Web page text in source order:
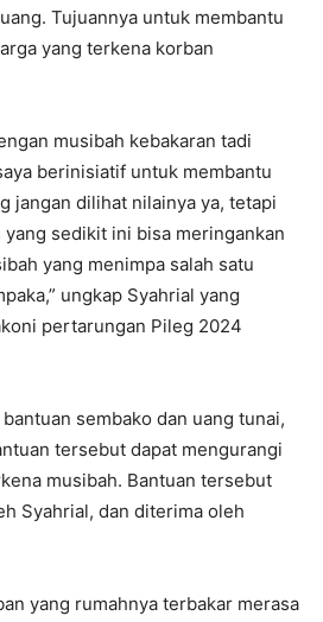
Tujuannya untuk membantu
yang terkena korban
musibah kebakaran tadi
berinisiatif untuk membantu
jangan dilihat nilainya ya, tetapi
sedikit ini bisa meringankan
yang menimpa salah satu
ungkap Syahrial yang
pertarungan Pileg 2024
sembako dan uang tunai,
tersebut dapat mengurangi
musibah. Bantuan tersebut
Syahrial, dan diterima oleh
yang rumahnya terbakar merasa